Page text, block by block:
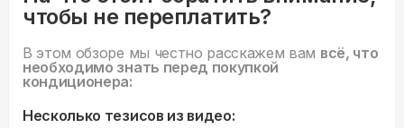
чтобы не переплатить?
В этом обзоре мы честно расскажем вам всё, что
необходимо знать перед покупкой
кондиционера:
Несколько тезисов из видео: